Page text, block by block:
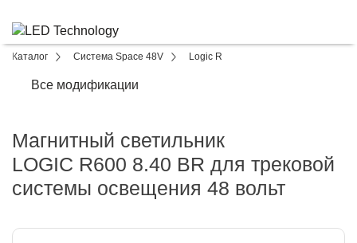
Каталог Система Space 48V Logic R
Все модификации
Магнитный светильник
LOGIC R600 8.40 BR для трековой
системы освещения 48 вольт